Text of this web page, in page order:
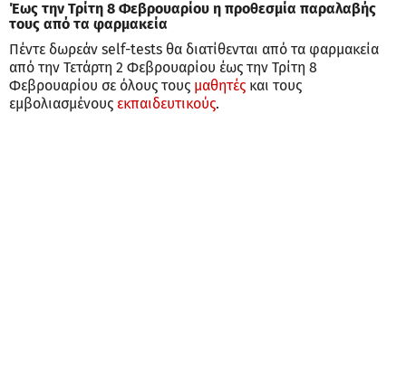
Έως την Τρίτη 8 Φεβρουαρίου η προθεσμία παραλαβής
τους από τα φαρμακεία
Πέντε δωρεάν self-tests θα διατίθενται από τα φαρμακεία
από την Τετάρτη 2 Φεβρουαρίου έως την Τρίτη 8
Φεβρουαρίου σε όλους τους μαθητές και τους
εμβολιασμένους εκπαιδευτικούς.